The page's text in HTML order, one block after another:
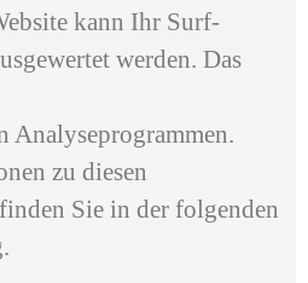
kann Ihr Surf-
werden. Das
Analyseprogrammen.
zu diesen
Sie in der folgenden